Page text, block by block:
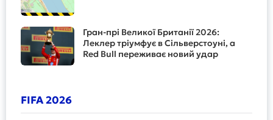
Гран-прі Великої Британії 2026:
Леклер тріумфує в Сільверстоуні, а
Red Bull переживає новий удар
FIFA 2026